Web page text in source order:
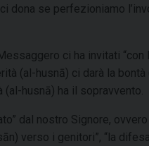
dona se perfezioniamo
ci ha invitati
(al-husnā) ci darà la
(al-husnā) ha il sopravvento.
dal nostro Signore,
verso i genitori”, “la